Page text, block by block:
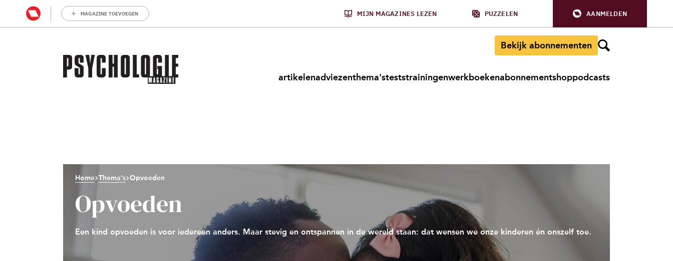
MAGAZINE TOEVOEGEN MIJN MAGAZINES LEZEN PUZZELEN AANMELDEN
Bekijk abonnementen
artikelenadviezenthema'steststrainingenwerkboekenabonnementshoppodcasts
Home Thema's Opvoeden
Opvoeden
Een kind opvoeden is voor iedereen anders. Maar stevig en ontspannen in de wereld staan: dat wensen we onze kinderen én onszelf toe.